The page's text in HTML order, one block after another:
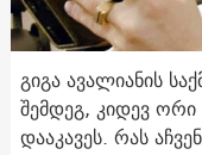
გიგა ავალიანის
შემდეგ, კიდევ
დააკავეს. რას